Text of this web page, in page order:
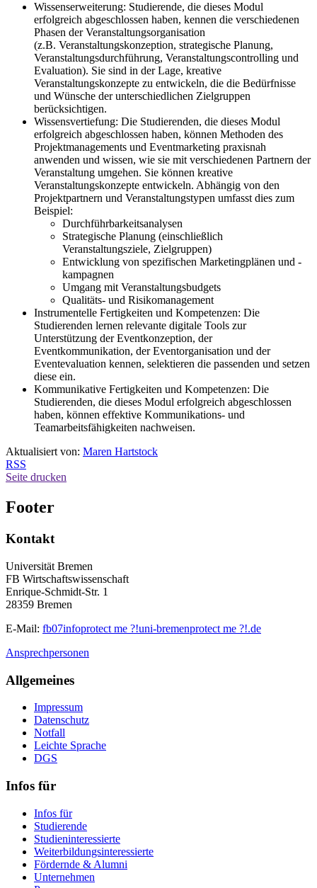
Wissenserweiterung: Studierende, die dieses Modul
erfolgreich abgeschlossen haben, kennen die verschiedenen
Phasen der Veranstaltungsorganisation
(z.B. Veranstaltungskonzeption, strategische Planung,
Veranstaltungsdurchführung, Veranstaltungscontrolling und
Evaluation). Sie sind in der Lage, kreative
Veranstaltungskonzepte zu entwickeln, die die Bedürfnisse
und Wünsche der unterschiedlichen Zielgruppen
berücksichtigen.
Wissensvertiefung: Die Studierenden, die dieses Modul
erfolgreich abgeschlossen haben, können Methoden des
Projektmanagements und Eventmarketing praxisnah
anwenden und wissen, wie sie mit verschiedenen Partnern der
Veranstaltung umgehen. Sie können kreative
Veranstaltungskonzepte entwickeln. Abhängig von den
Projektpartnern und Veranstaltungstypen umfasst dies zum
Beispiel:
Durchführbarkeitsanalysen
Strategische Planung (einschließlich
Veranstaltungsziele, Zielgruppen)
Entwicklung von spezifischen Marketingplänen und -
kampagnen
Umgang mit Veranstaltungsbudgets
Qualitäts- und Risikomanagement
Instrumentelle Fertigkeiten und Kompetenzen: Die
Studierenden lernen relevante digitale Tools zur
Unterstützung der Eventkonzeption, der
Eventkommunikation, der Eventorganisation und der
Eventevaluation kennen, selektieren die passenden und setzen
diese ein.
Kommunikative Fertigkeiten und Kompetenzen: Die
Studierenden, die dieses Modul erfolgreich abgeschlossen
haben, können effektive Kommunikations- und
Teamarbeitsfähigkeiten nachweisen.
Aktualisiert von: Maren Hartstock
RSS
Seite drucken
Footer
Kontakt
Universität Bremen
FB Wirtschaftswissenschaft
Enrique-Schmidt-Str. 1
28359 Bremen
E-Mail: fb07infoprotect me ?!uni-bremenprotect me ?!.de
Ansprechpersonen
Allgemeines
Impressum
Datenschutz
Notfall
Leichte Sprache
DGS
Infos für
Infos für
Studierende
Studieninteressierte
Weiterbildungsinteressierte
Fördernde & Alumni
Unternehmen